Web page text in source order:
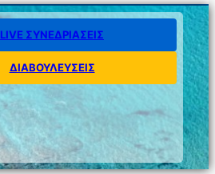
LIVE ΣΥΝΕΔΡΙΑΣΕΙΣ
ΔΙΑΒΟΥΛΕΥΣΕΙΣ